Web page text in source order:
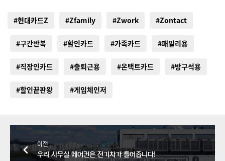
#현대카드Z #Zfamily #Zwork #Zontact
#구간반복 #할인카드 #가족카드 #패밀리용
#직장인카드 #출퇴근용 #온택트카드 #방구석용
#할인끝판왕 #게임체인저
이전
우리 사무실 에어컨은 전기차가 틀어줍니다!